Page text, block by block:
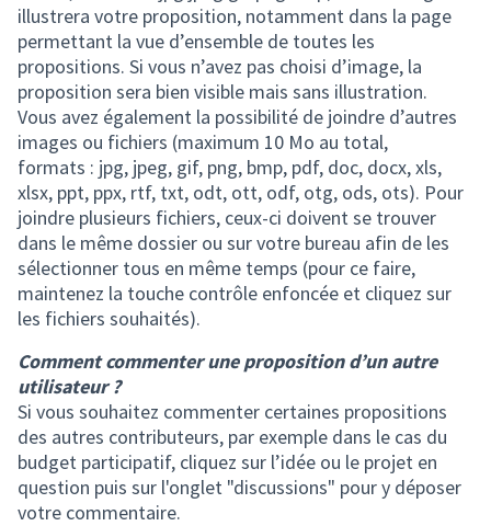
illustrera votre proposition, notamment dans la page
permettant la vue d’ensemble de toutes les
propositions. Si vous n’avez pas choisi d’image, la
proposition sera bien visible mais sans illustration.
Vous avez également la possibilité de joindre d’autres
images ou fichiers (maximum 10 Mo au total,
formats : jpg, jpeg, gif, png, bmp, pdf, doc, docx, xls,
xlsx, ppt, ppx, rtf, txt, odt, ott, odf, otg, ods, ots). Pour
joindre plusieurs fichiers, ceux-ci doivent se trouver
dans le même dossier ou sur votre bureau afin de les
sélectionner tous en même temps (pour ce faire,
maintenez la touche contrôle enfoncée et cliquez sur
les fichiers souhaités).
Comment commenter une proposition d’un autre
utilisateur ?
Si vous souhaitez commenter certaines propositions
des autres contributeurs, par exemple dans le cas du
budget participatif, cliquez sur l’idée ou le projet en
question puis sur l'onglet "discussions" pour y déposer
votre commentaire.